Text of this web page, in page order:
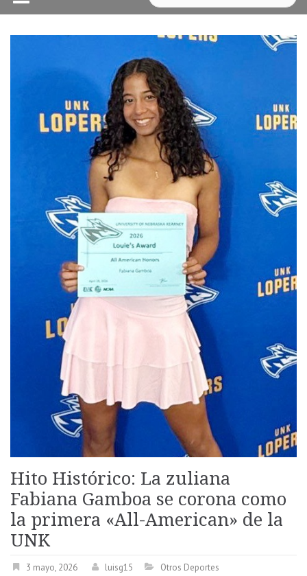
Hito Histórico: La zuliana
Fabiana Gamboa se corona como
la primera «All-American» de la
UNK
3 mayo, 2026 luisg15 Otros Deportes